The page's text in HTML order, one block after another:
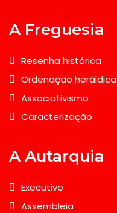
A Freguesia
Resenha histórica
Ordenação heráldica
Associativismo
Caracterização
A Autarquia
Executivo
Assembleia